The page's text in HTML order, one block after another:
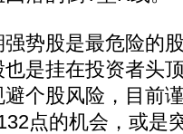
股是最危险的
是挂在投资者头
个股风险，目前
点的机会，或是